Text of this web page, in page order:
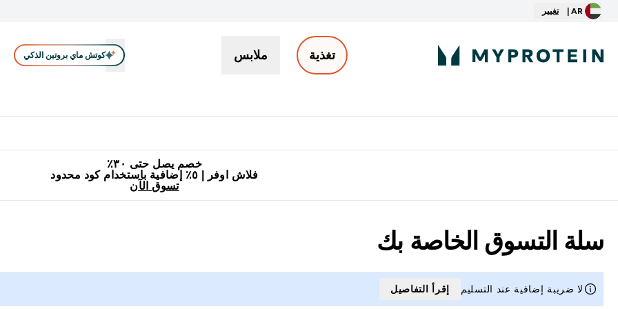
AR | تغيير
تغذية ملابس كوتش ماي بروتين الذكي
خصم يصل حتى ٣٠٪
فلاش اوفر | ٥٪ إضافية باستخدام كود محدود
تسوق الآن
سلة التسوق الخاصة بك
لا ضريبة إضافية عند التسليم إقرأ التفاصيل